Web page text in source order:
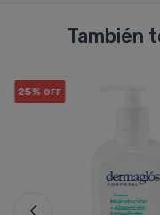
También
25% OFF